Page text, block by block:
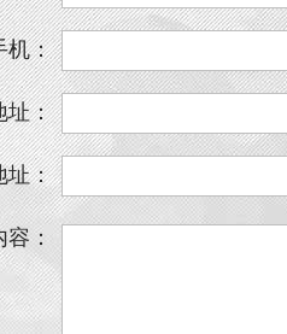
机：
址：
址：
：